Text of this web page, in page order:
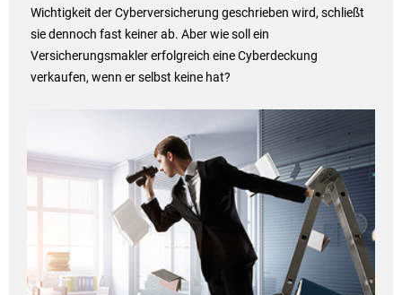
Wichtigkeit der Cyberversicherung geschrieben wird, schließt
sie dennoch fast keiner ab. Aber wie soll ein
Versicherungsmakler erfolgreich eine Cyberdeckung
verkaufen, wenn er selbst keine hat?